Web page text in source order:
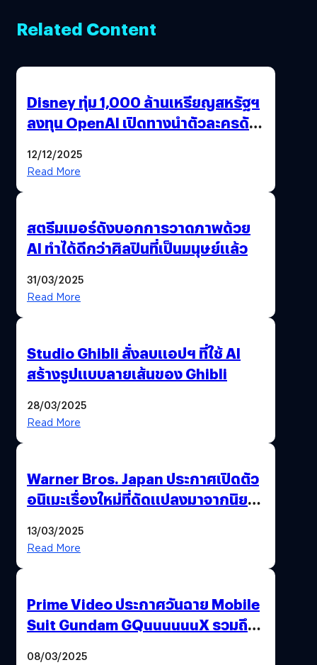
Related Content
Disney ทุ่ม 1,000 ล้านเหรียญสหรัฐฯ
ลงทุน OpenAI เปิดทางนำตัวละครดัง
12/12/2025
Read More
สตรีมเมอร์ดังบอกการวาดภาพด้วย
AI ทำได้ดีกว่าศิลปินที่เป็นมนุษย์แล้ว
31/03/2025
Read More
Studio Ghibli สั่งลบแอปฯ ที่ใช้ AI
สร้างรูปแบบลายเส้นของ Ghibli
28/03/2025
Read More
Warner Bros. Japan ประกาศเปิดตัว
อนิเมะเรื่องใหม่ที่ดัดแปลงมาจากนิยาย
13/03/2025
Read More
Prime Video ประกาศวันฉาย Mobile
Suit Gundam GQuuuuuuX รวมถึง
08/03/2025